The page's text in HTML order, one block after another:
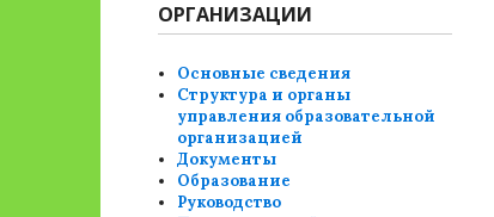
ОРГАНИЗАЦИИ
Основные сведения
Структура и органы
управления образовательной
организацией
Документы
Образование
Руководство